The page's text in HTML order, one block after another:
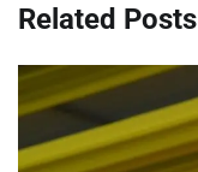
Related Posts